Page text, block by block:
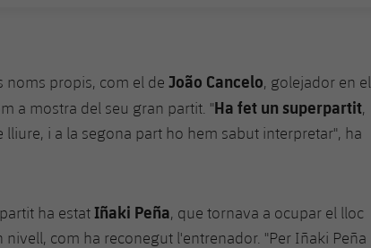
noms propis, com el de João Cancelo, golejador en el
a mostra del seu gran partit. "Ha fet un superpartit,
lliure, i a la segona part ho hem sabut interpretar", ha
ha estatIñaki Peña, que tornava a ocupar el lloc
nivell, com ha reconegut l'entrenador. "Per Iñaki Peña